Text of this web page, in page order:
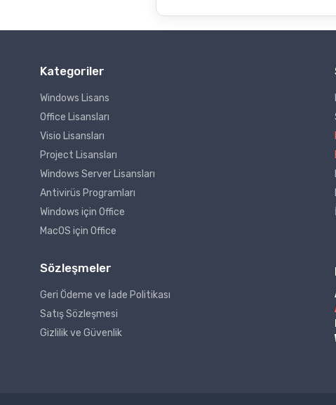
Kategoriler
Windows Lisans
Office Lisansları
Visio Lisansları
Project Lisansları
Windows Server Lisansları
Antivirüs Programları
Windows için Office
MacOS için Office
Sözleşmeler
Geri Ödeme ve İade Politikası
Satış Sözleşmesi
Gizlilik ve Güvenlik